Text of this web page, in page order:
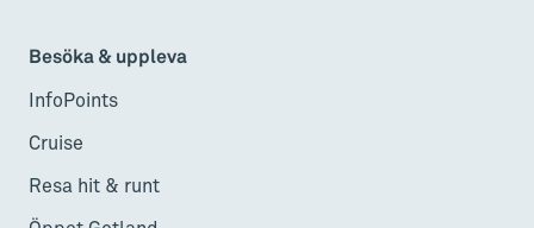
Besöka & uppleva
InfoPoints
Cruise
Resa hit & runt